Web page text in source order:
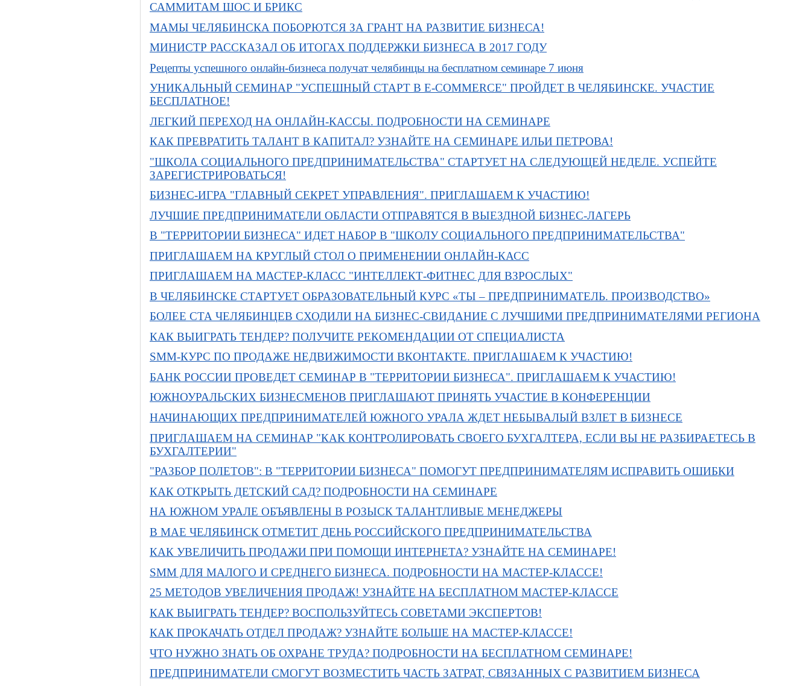
САММИТАМ ШОС И БРИКС
МАМЫ ЧЕЛЯБИНСКА ПОБОРЮТСЯ ЗА ГРАНТ НА РАЗВИТИЕ БИЗНЕСА!
МИНИСТР РАССКАЗАЛ ОБ ИТОГАХ ПОДДЕРЖКИ БИЗНЕСА В 2017 ГОДУ
Рецепты успешного онлайн-бизнеса получат челябинцы на бесплатном семинаре 7 июня
УНИКАЛЬНЫЙ СЕМИНАР "УСПЕШНЫЙ СТАРТ В E-COMMERCE" ПРОЙДЕТ В ЧЕЛЯБИНСКЕ. УЧАСТИЕ
БЕСПЛАТНОЕ!
ЛЕГКИЙ ПЕРЕХОД НА ОНЛАЙН-КАССЫ. ПОДРОБНОСТИ НА СЕМИНАРЕ
КАК ПРЕВРАТИТЬ ТАЛАНТ В КАПИТАЛ? УЗНАЙТЕ НА СЕМИНАРЕ ИЛЬИ ПЕТРОВА!
"ШКОЛА СОЦИАЛЬНОГО ПРЕДПРИНИМАТЕЛЬСТВА" СТАРТУЕТ НА СЛЕДУЮЩЕЙ НЕДЕЛЕ. УСПЕЙТЕ
ЗАРЕГИСТРИРОВАТЬСЯ!
БИЗНЕС-ИГРА "ГЛАВНЫЙ СЕКРЕТ УПРАВЛЕНИЯ". ПРИГЛАШАЕМ К УЧАСТИЮ!
ЛУЧШИЕ ПРЕДПРИНИМАТЕЛИ ОБЛАСТИ ОТПРАВЯТСЯ В ВЫЕЗДНОЙ БИЗНЕС-ЛАГЕРЬ
В "ТЕРРИТОРИИ БИЗНЕСА" ИДЕТ НАБОР В "ШКОЛУ СОЦИАЛЬНОГО ПРЕДПРИНИМАТЕЛЬСТВА"
ПРИГЛАШАЕМ НА КРУГЛЫЙ СТОЛ О ПРИМЕНЕНИИ ОНЛАЙН-КАСС
ПРИГЛАШАЕМ НА МАСТЕР-КЛАСС "ИНТЕЛЛЕКТ-ФИТНЕС ДЛЯ ВЗРОСЛЫХ"
В ЧЕЛЯБИНСКЕ СТАРТУЕТ ОБРАЗОВАТЕЛЬНЫЙ КУРС «ТЫ – ПРЕДПРИНИМАТЕЛЬ. ПРОИЗВОДСТВО»
БОЛЕЕ СТА ЧЕЛЯБИНЦЕВ СХОДИЛИ НА БИЗНЕС-СВИДАНИЕ С ЛУЧШИМИ ПРЕДПРИНИМАТЕЛЯМИ РЕГИОНА
КАК ВЫИГРАТЬ ТЕНДЕР? ПОЛУЧИТЕ РЕКОМЕНДАЦИИ ОТ СПЕЦИАЛИСТА
SMM-КУРС ПО ПРОДАЖЕ НЕДВИЖИМОСТИ ВКОНТАКТЕ. ПРИГЛАШАЕМ К УЧАСТИЮ!
БАНК РОССИИ ПРОВЕДЕТ СЕМИНАР В "ТЕРРИТОРИИ БИЗНЕСА". ПРИГЛАШАЕМ К УЧАСТИЮ!
ЮЖНОУРАЛЬСКИХ БИЗНЕСМЕНОВ ПРИГЛАШАЮТ ПРИНЯТЬ УЧАСТИЕ В КОНФЕРЕНЦИИ
НАЧИНАЮЩИХ ПРЕДПРИНИМАТЕЛЕЙ ЮЖНОГО УРАЛА ЖДЕТ НЕБЫВАЛЫЙ ВЗЛЕТ В БИЗНЕСЕ
ПРИГЛАШАЕМ НА СЕМИНАР "КАК КОНТРОЛИРОВАТЬ СВОЕГО БУХГАЛТЕРА, ЕСЛИ ВЫ НЕ РАЗБИРАЕТЕСЬ В
БУХГАЛТЕРИИ"
"РАЗБОР ПОЛЕТОВ": В "ТЕРРИТОРИИ БИЗНЕСА" ПОМОГУТ ПРЕДПРИНИМАТЕЛЯМ ИСПРАВИТЬ ОШИБКИ
КАК ОТКРЫТЬ ДЕТСКИЙ САД? ПОДРОБНОСТИ НА СЕМИНАРЕ
НА ЮЖНОМ УРАЛЕ ОБЪЯВЛЕНЫ В РОЗЫСК ТАЛАНТЛИВЫЕ МЕНЕДЖЕРЫ
В МАЕ ЧЕЛЯБИНСК ОТМЕТИТ ДЕНЬ РОССИЙСКОГО ПРЕДПРИНИМАТЕЛЬСТВА
КАК УВЕЛИЧИТЬ ПРОДАЖИ ПРИ ПОМОЩИ ИНТЕРНЕТА? УЗНАЙТЕ НА СЕМИНАРЕ!
SMM ДЛЯ МАЛОГО И СРЕДНЕГО БИЗНЕСА. ПОДРОБНОСТИ НА МАСТЕР-КЛАССЕ!
25 МЕТОДОВ УВЕЛИЧЕНИЯ ПРОДАЖ! УЗНАЙТЕ НА БЕСПЛАТНОМ МАСТЕР-КЛАССЕ
КАК ВЫИГРАТЬ ТЕНДЕР? ВОСПОЛЬЗУЙТЕСЬ СОВЕТАМИ ЭКСПЕРТОВ!
КАК ПРОКАЧАТЬ ОТДЕЛ ПРОДАЖ? УЗНАЙТЕ БОЛЬШЕ НА МАСТЕР-КЛАССЕ!
ЧТО НУЖНО ЗНАТЬ ОБ ОХРАНЕ ТРУДА? ПОДРОБНОСТИ НА БЕСПЛАТНОМ СЕМИНАРЕ!
ПРЕДПРИНИМАТЕЛИ СМОГУТ ВОЗМЕСТИТЬ ЧАСТЬ ЗАТРАТ, СВЯЗАННЫХ С РАЗВИТИЕМ БИЗНЕСА